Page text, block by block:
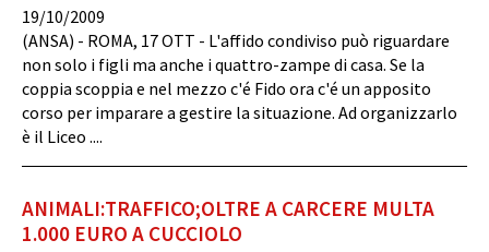
19/10/2009
(ANSA) - ROMA, 17 OTT - L'affido condiviso può riguardare
non solo i figli ma anche i quattro-zampe di casa. Se la
coppia scoppia e nel mezzo c'é Fido ora c'é un apposito
corso per imparare a gestire la situazione. Ad organizzarlo
è il Liceo ....
ANIMALI:TRAFFICO;OLTRE A CARCERE MULTA
1.000 EURO A CUCCIOLO